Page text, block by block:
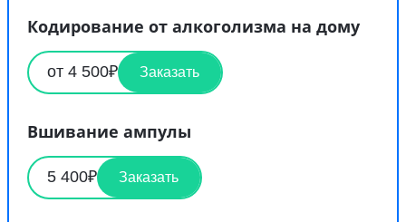
Кодирование от алкоголизма на дому
от 4 500₽ Заказать
Вшивание ампулы
5 400₽ Заказать